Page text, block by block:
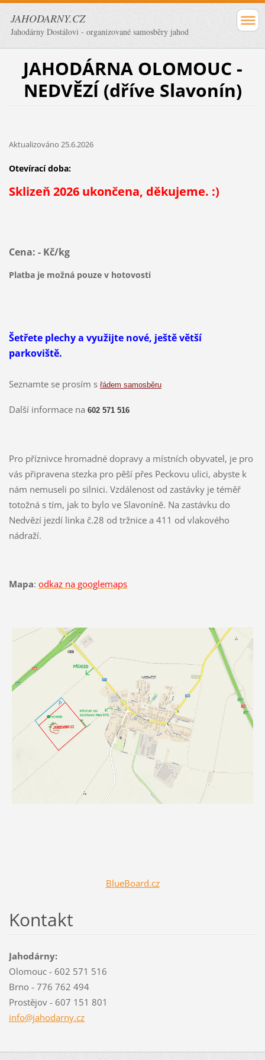
JAHODARNY.CZ
Jahodárny Dostálovi - organizované samosběry jahod
JAHODÁRNA OLOMOUC -
NEDVĚZÍ (dříve Slavonín)
Aktualizováno 25.6.2026
Otevírací doba:
Sklizeň 2026 ukončena, děkujeme. :)
Cena: - Kč/kg
Platba je možná pouze v hotovosti
Šetřete plechy a využijte nové, ještě větší
parkoviště.
Seznamte se prosím s řádem samosběru
Další informace na 602 571 516
Pro příznivce hromadné dopravy a místních obyvatel, je pro
vás připravena stezka pro pěší přes Peckovu ulici, abyste k
nám nemuseli po silnici. Vzdálenost od zastávky je téměř
totožná s tím, jak to bylo ve Slavoníně. Na zastávku do
Nedvězí jezdí linka č.28 od tržnice a 411 od vlakového
nádraží.
Mapa: odkaz na googlemaps
BlueBoard.cz
Kontakt
Jahodárny:
Olomouc - 602 571 516
Brno - 776 762 494
Prostějov - 607 151 801
info@jahodarny.cz